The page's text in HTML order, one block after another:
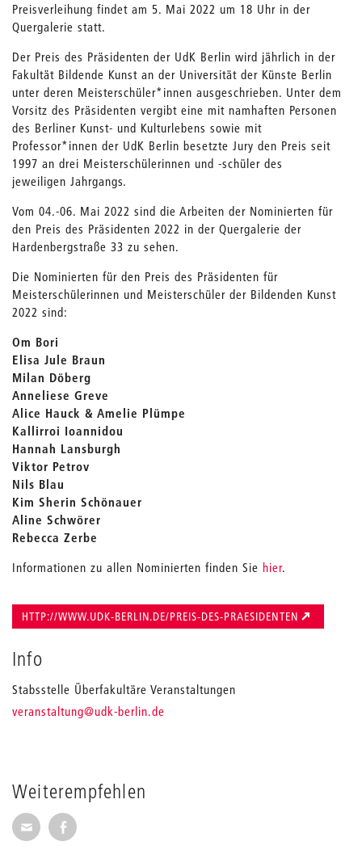
Weiterempfehlen
Seite per E-Mail weiterempfehlen
Seite auf Facebook weiterempfehlen
Preisverleihung findet am 5. Mai 2022 um 18 Uhr in der
Quergalerie statt.
Der Preis des Präsidenten der UdK Berlin wird jährlich in der
Fakultät Bildende Kunst an der Universität der Künste Berlin
unter deren Meisterschüler*innen ausgeschrieben. Unter dem
Vorsitz des Präsidenten vergibt eine mit namhaften Personen
des Berliner Kunst- und Kulturlebens sowie mit
Professor*innen der UdK Berlin besetzte Jury den Preis seit
1997 an drei Meisterschülerinnen und -schüler des
jeweiligen Jahrgangs.
Vom 04.-06. Mai 2022 sind die Arbeiten der Nominierten für
den Preis des Präsidenten 2022 in der Quergalerie der
Hardenbergstraße 33 zu sehen.
Die Nominierten für den Preis des Präsidenten für
Meisterschülerinnen und Meisterschüler der Bildenden Kunst
2022 sind:
Om Bori
Elisa Jule Braun
Milan Döberg
Anneliese Greve
Alice Hauck & Amelie Plümpe
Kallirroi Ioannidou
Hannah Lansburgh
Viktor Petrov
Nils Blau
Kim Sherin Schönauer
Aline Schwörer
Rebecca Zerbe
Informationen zu allen Nominierten finden Sie hier.
HTTP://WWW.UDK-BERLIN.DE/PREIS-DES-PRAESIDENTEN
Info
Stabsstelle Überfakultäre Veranstaltungen
veranstaltung_
@udk-berlin.de